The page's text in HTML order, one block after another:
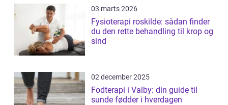
03 marts 2026
Fysioterapi roskilde: sådan finder
du den rette behandling til krop og
sind
02 december 2025
Fodterapi i Valby: din guide til
sunde fødder i hverdagen